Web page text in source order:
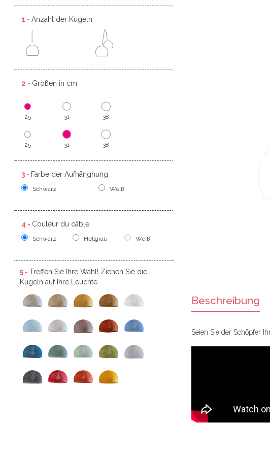
1 - Anzahl der Kugeln
2 - Größen in cm
25 31 38
25 31 38
3 - Farbe der Aufhänghung
Schwarz Weiß
4 - Couleur du câble
Schwarz Hellgrau Weiß
5 - Treffen Sie Ihre Wahl! Ziehen Sie die
Kugeln auf Ihre Leuchte
Beschreibung
Seien Sie der Schöpfer